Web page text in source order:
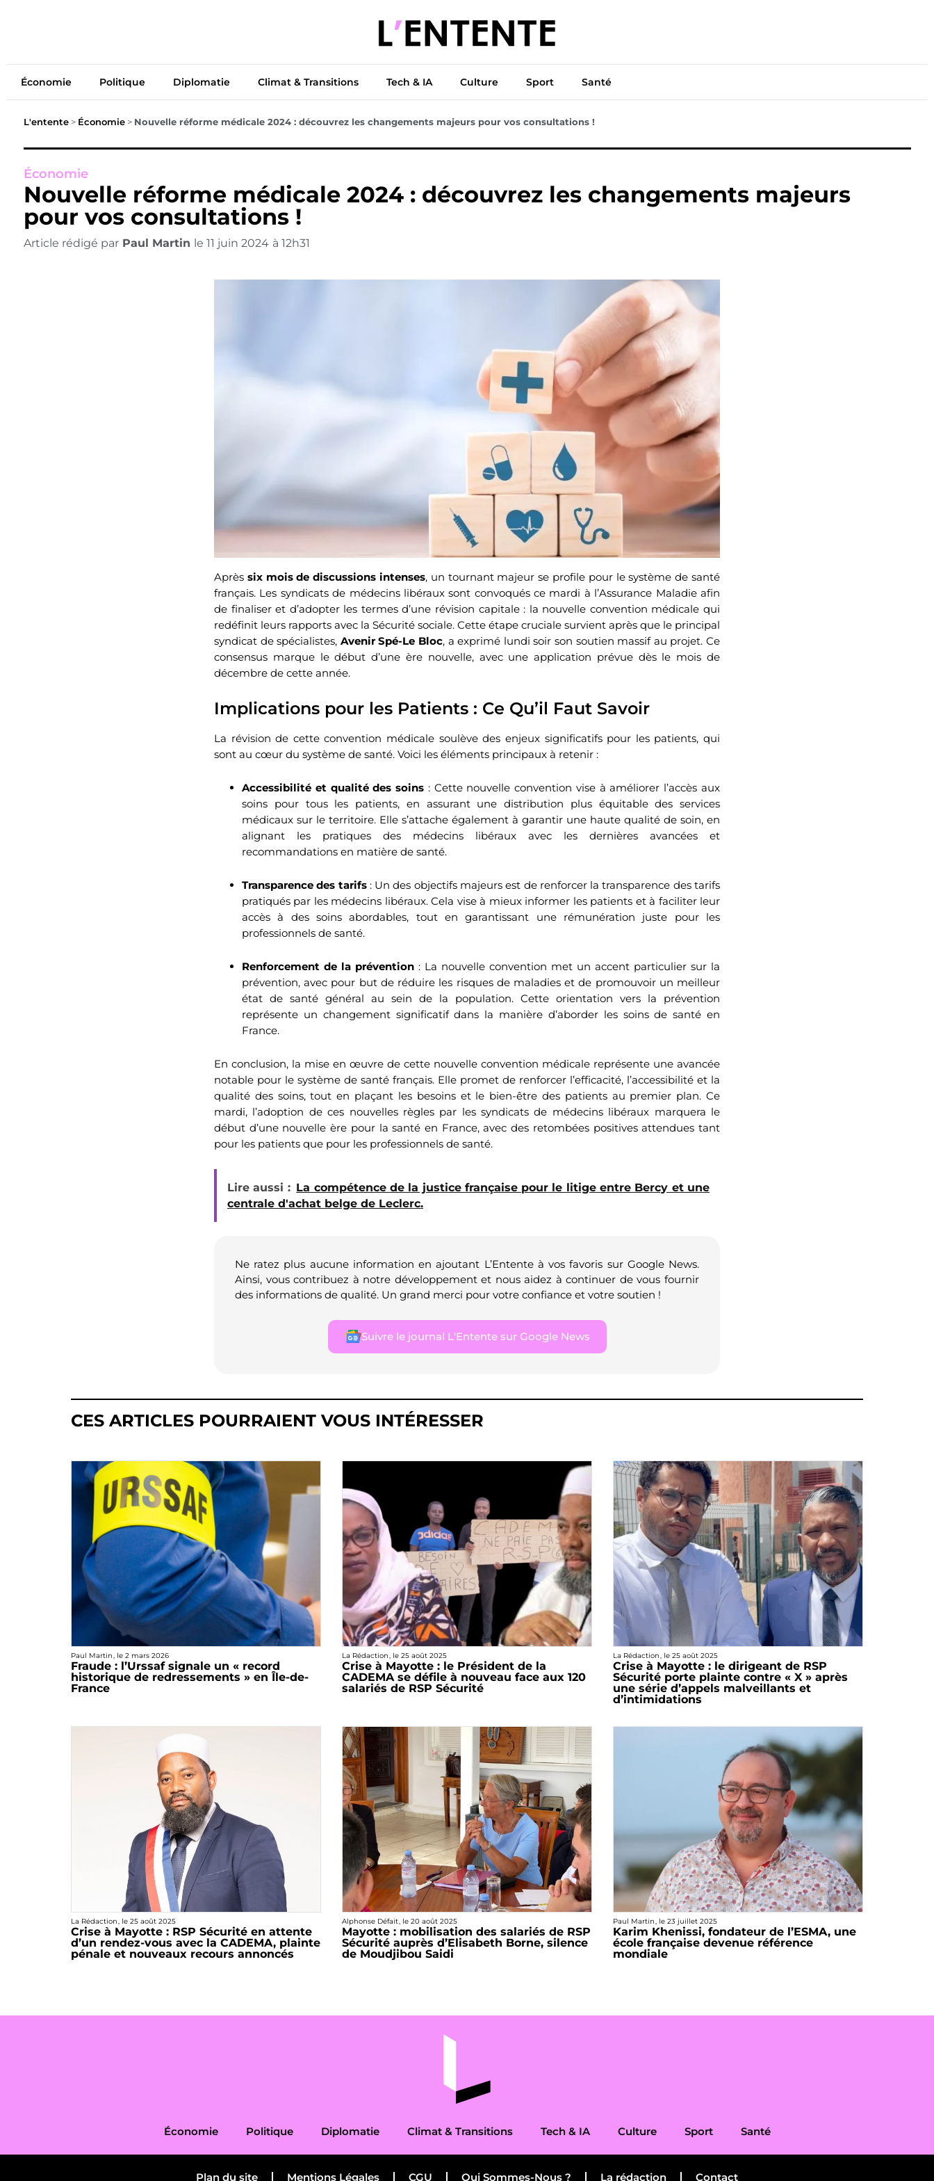
Diplomatie Climat & Transitions Tech & IA
Économie Politique Diplomatie Climat & Transitions Tech & IA Culture Sport Santé
L'entente> Économie> Nouvelle réforme médicale 2024 : découvrez les changements majeurs pour vos consultations !
Économie
Nouvelle réforme médicale 2024 : découvrez les changements majeurs
pour vos consultations !
Article rédigé par Paul Martin le 11 juin 2024 à 12h31
Après six mois de discussions intenses, un tournant majeur se profile pour le système de santé
français. Les syndicats de médecins libéraux sont convoqués ce mardi à l’Assurance Maladie afin
de finaliser et d’adopter les termes d’une révision capitale : la nouvelle convention médicale qui
redéfinit leurs rapports avec la Sécurité sociale. Cette étape cruciale survient après que le principal
syndicat de spécialistes, Avenir Spé-Le Bloc, a exprimé lundi soir son soutien massif au projet. Ce
consensus marque le début d’une ère nouvelle, avec une application prévue dès le mois de
décembre de cette année.
Implications pour les Patients : Ce Qu’il Faut Savoir
La révision de cette convention médicale soulève des enjeux significatifs pour les patients, qui
sont au cœur du système de santé. Voici les éléments principaux à retenir :
Accessibilité et qualité des soins : Cette nouvelle convention vise à améliorer l’accès aux
soins pour tous les patients, en assurant une distribution plus équitable des services
médicaux sur le territoire. Elle s’attache également à garantir une haute qualité de soin, en
alignant les pratiques des médecins libéraux avec les dernières avancées et
recommandations en matière de santé.
Transparence des tarifs: Un des objectifs majeurs est de renforcer la transparence des tarifs
pratiqués par les médecins libéraux. Cela vise à mieux informer les patients et à faciliter leur
accès à des soins abordables, tout en garantissant une rémunération juste pour les
professionnels de santé.
Renforcement de la prévention : La nouvelle convention met un accent particulier sur la
prévention, avec pour but de réduire les risques de maladies et de promouvoir un meilleur
état de santé général au sein de la population. Cette orientation vers la prévention
représente un changement significatif dans la manière d’aborder les soins de santé en
France.
En conclusion, la mise en œuvre de cette nouvelle convention médicale représente une avancée
notable pour le système de santé français. Elle promet de renforcer l’efficacité, l’accessibilité et la
qualité des soins, tout en plaçant les besoins et le bien-être des patients au premier plan. Ce
mardi, l’adoption de ces nouvelles règles par les syndicats de médecins libéraux marquera le
début d’une nouvelle ère pour la santé en France, avec des retombées positives attendues tant
pour les patients que pour les professionnels de santé.
Lire aussi : La compétence de la justice française pour le litige entre Bercy et une
centrale d'achat belge de Leclerc.
Ne ratez plus aucune information en ajoutant L’Entente à vos favoris sur Google News.
Ainsi, vous contribuez à notre développement et nous aidez à continuer de vous fournir
des informations de qualité. Un grand merci pour votre confiance et votre soutien !
Suivre le journal L'Entente sur Google News
CES ARTICLES POURRAIENT VOUS INTÉRESSER
Paul Martin, le 2 mars 2026
Fraude : l’Urssaf signale un « record
historique de redressements » en Île-de-
France
La Rédaction, le 25 août 2025
Crise à Mayotte : le Président de la
CADEMA se défile à nouveau face aux 120
salariés de RSP Sécurité
La Rédaction, le 25 août 2025
Crise à Mayotte : le dirigeant de RSP
Sécurité porte plainte contre « X » après
une série d’appels malveillants et
d’intimidations
La Rédaction, le 25 août 2025
Crise à Mayotte : RSP Sécurité en attente
d’un rendez-vous avec la CADEMA, plainte
pénale et nouveaux recours annoncés
Alphonse Défait, le 20 août 2025
Mayotte : mobilisation des salariés de RSP
Sécurité auprès d’Elisabeth Borne, silence
de Moudjibou Saidi
Paul Martin, le 23 juillet 2025
Karim Khenissi, fondateur de l’ESMA, une
école française devenue référence
mondiale
Économie Politique Diplomatie Climat & Transitions Tech & IA Culture Sport Santé
Plan du site Mentions Légales CGU Qui Sommes-Nous ? La rédaction Contact